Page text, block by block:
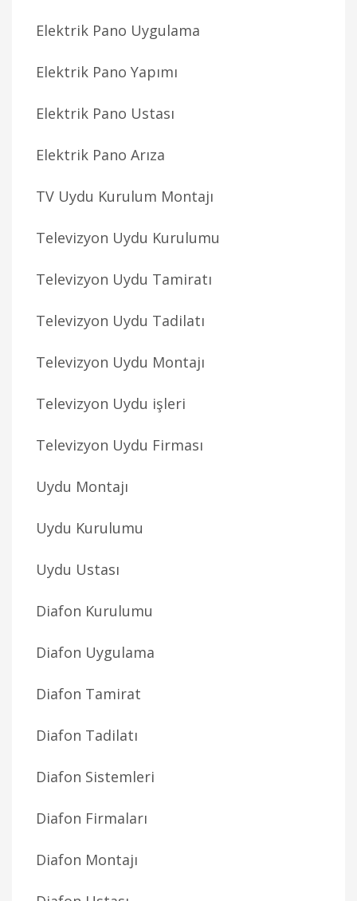
Elektrik Pano Uygulama
Elektrik Pano Yapımı
Elektrik Pano Ustası
Elektrik Pano Arıza
TV Uydu Kurulum Montajı
Televizyon Uydu Kurulumu
Televizyon Uydu Tamiratı
Televizyon Uydu Tadilatı
Televizyon Uydu Montajı
Televizyon Uydu işleri
Televizyon Uydu Firması
Uydu Montajı
Uydu Kurulumu
Uydu Ustası
Diafon Kurulumu
Diafon Uygulama
Diafon Tamirat
Diafon Tadilatı
Diafon Sistemleri
Diafon Firmaları
Diafon Montajı